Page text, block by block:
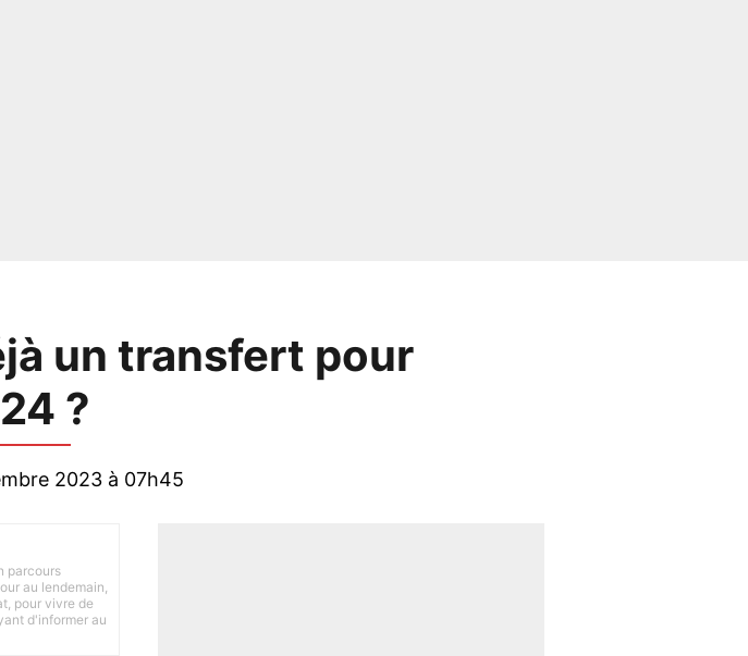
un transfert pour
?
2023 à 07h45
parcours
au lendemain,
pour vivre de
d'informer au